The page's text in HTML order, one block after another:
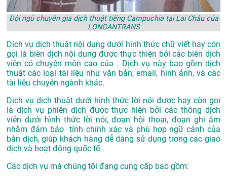
Đội ngũ chuyên gia dịch thuật tiếng Campuchia tại Lai Châu của
LONGANTRANS
Dịch vụ dịch thuật nội dung dưới hình thức chữ viết hay còn
gọi là biên dịch nội dung được thực thiện bởi các biên dịch
viên có chuyên môn cao của . Dịch vụ này bao gồm dịch
thuật các loại tài liệu như văn bản, email, hình ảnh, và các
tài liệu chuyên ngành khác.
Dịch vụ dịch thuật dưới hình thức lời nói được hay còn gọi
là dịch vụ phiên dịch được thực hiện bởi các thông dịch
viên dưới hình thức lời nói, đoạn hội thoại, đoạn ghi âm
nhằm đảm bảo tính chính xác và phù hợp ngữ cảnh của
bản dịch, giúp khách hàng dễ dàng sử dụng trong các giao
dịch và hoạt động quốc tế.
Các dịch vụ mà chúng tôi đang cung cấp bao gồm: